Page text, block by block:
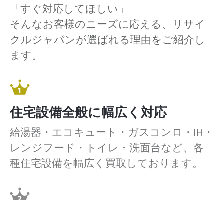
「すぐ対応してほしい」
そんなお客様のニーズに応える、リサイ
クルジャパンが選ばれる理由をご紹介し
ます。
住宅設備全般に幅広く対応
給湯器・エコキュート・ガスコンロ・IH・
レンジフード・トイレ・洗面台など、各
種住宅設備を幅広く買取しております。